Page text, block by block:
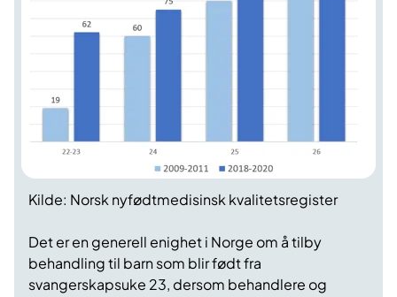
Kilde: Norsk nyfødtmedisinsk kvalitetsregister
Det er en generell enighet i Norge om å tilby
behandling til barn som blir født fra
svangerskapsuke 23, dersom behandlere og